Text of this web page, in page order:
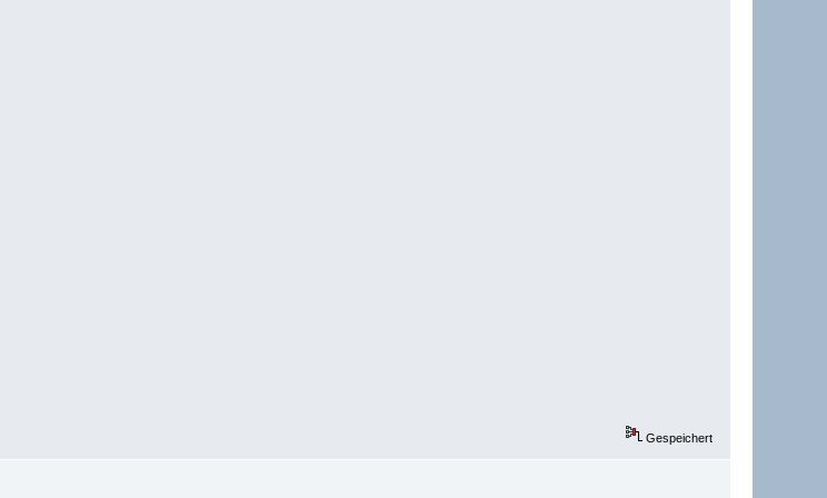
Gespeichert